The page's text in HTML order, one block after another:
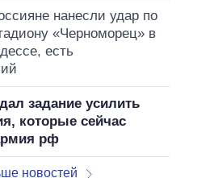
нанесли удар по
«Черноморец» в
есть
задание усилить
которые сейчас
рф
новостей